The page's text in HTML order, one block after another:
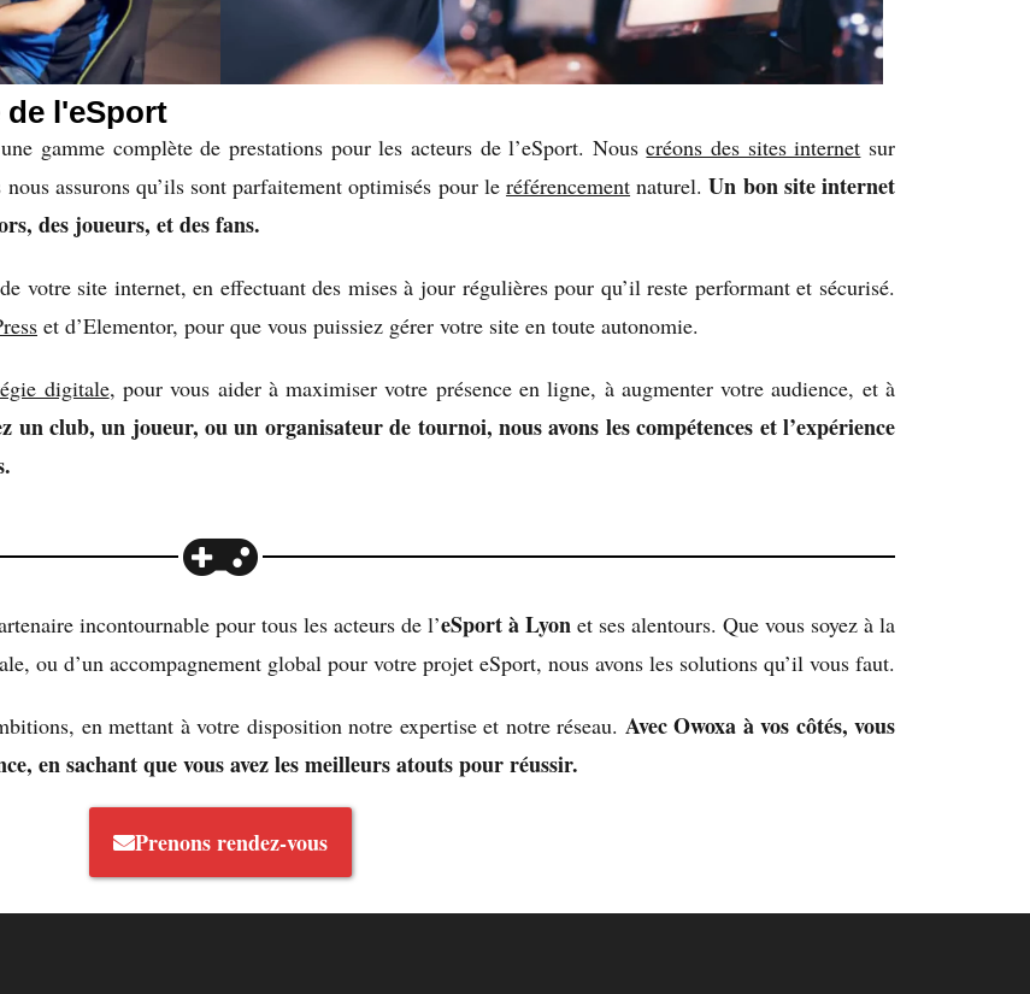
de l'eSport
gamme complète de prestations pour les acteurs de l’eSport. Nouscréons des sites internet sur
assurons qu’ils sont parfaitement optimisés pour leréférencement naturel.Un bon site internet
des joueurs, et des fans.
votre site internet, en effectuant des mises à jour régulières pour qu’il reste performant et sécurisé.
et d’Elementor, pour que vous puissiez gérer votre site en toute autonomie.
digitale, pour vous aider à maximiser votre présence en ligne, à augmenter votre audience, et à
un club, un joueur, ou un organisateur de tournoi, nous avons les compétences et l’expérience
incontournable pour tous les acteurs de l’eSport à Lyon et ses alentours. Que vous soyez à la
ou d’un accompagnement global pour votre projet eSport, nous avons les solutions qu’il vous faut.
en mettant à votre disposition notre expertise et notre réseau. Avec Owoxa à vos côtés, vous
en sachant que vous avez les meilleurs atouts pour réussir.
Prenons rendez-vous